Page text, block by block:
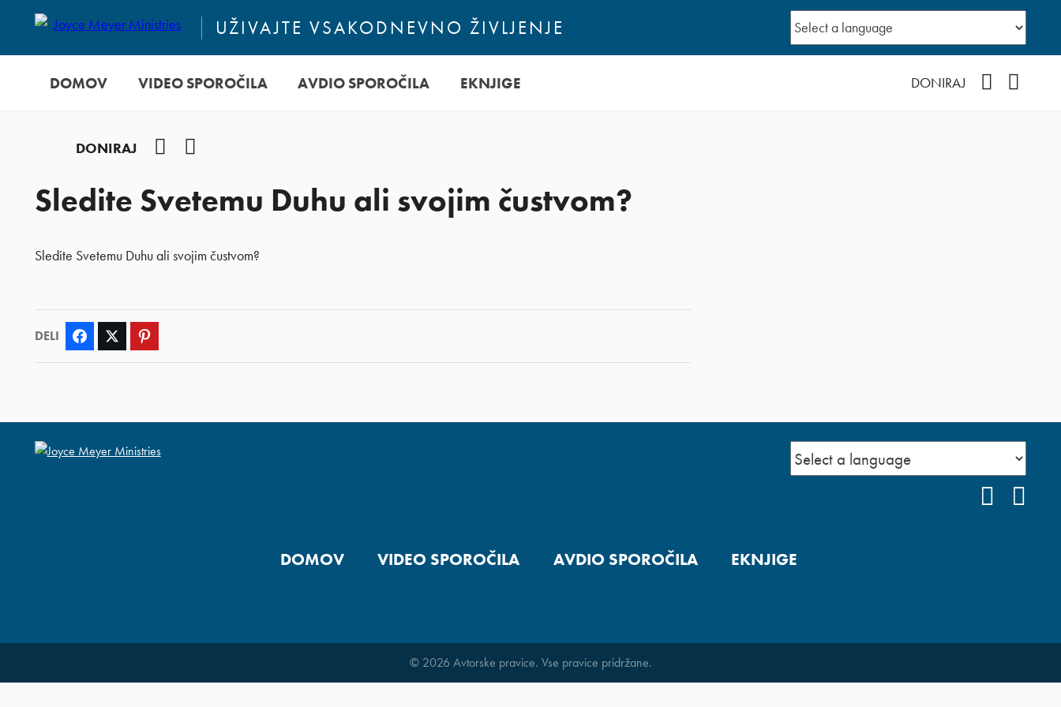
UŽIVAJTE VSAKODNEVNO ŽIVLJENJE
DOMOV VIDEO SPOROČILA AVDIO SPOROČILA EKNJIGE DONIRAJ
DONIRAJ
Sledite Svetemu Duhu ali svojim čustvom?
Sledite Svetemu Duhu ali svojim čustvom?
DELI Facebook Twitter
DOMOV VIDEO SPOROČILA AVDIO SPOROČILA EKNJIGE
© 2026 Avtorske pravice. Vse pravice pridržane.